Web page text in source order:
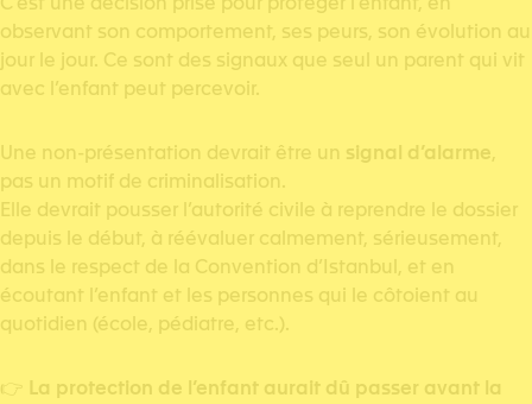
observant son comportement, ses peurs, son évolution au
jour le jour. Ce sont des signaux que seul un parent qui vit
avec l’enfant peut percevoir.
Une non-présentation devrait être un signal d’alarme,
pas un motif de criminalisation.
Elle devrait pousser l’autorité civile à reprendre le dossier
depuis le début, à réévaluer calmement, sérieusement,
dans le respect de la Convention d’Istanbul, et en
écoutant l’enfant et les personnes qui le côtoient au
quotidien (école, pédiatre, etc.).
👉
La protection de l’enfant aurait dû passer avant la